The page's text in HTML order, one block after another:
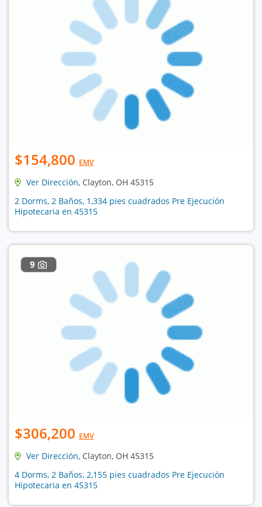
$154,800 EMV
Ver Dirección, Clayton, OH 45315
2 Dorms, 2 Baños, 1,334 pies cuadrados Pre Ejecución
Hipotecaria en 45315
9
$306,200 EMV
Ver Dirección, Clayton, OH 45315
4 Dorms, 2 Baños, 2,155 pies cuadrados Pre Ejecución
Hipotecaria en 45315